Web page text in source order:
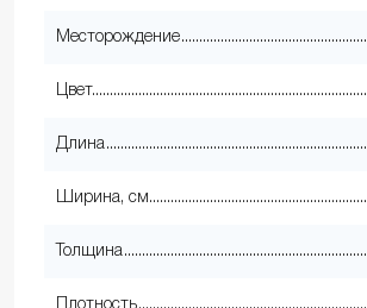
Месторождение
Цвет
Длина
Ширина, см
Толщина
Плотность